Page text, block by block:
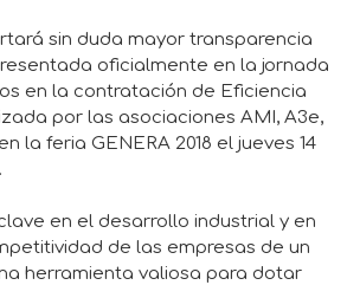
sin duda mayor transparencia
oficialmente en la jornada
en la contratación de Eficiencia
por las asociaciones AMI, A3e,
la feria GENERA 2018 el jueves 14
en el desarrollo industrial y en
de las empresas de un
herramienta valiosa para dotar